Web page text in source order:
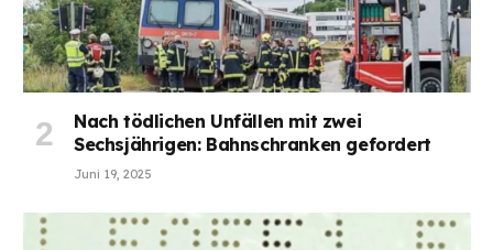
Nach tödlichen Unfällen mit zwei
Sechsjährigen: Bahnschranken gefordert
Juni 19, 2025